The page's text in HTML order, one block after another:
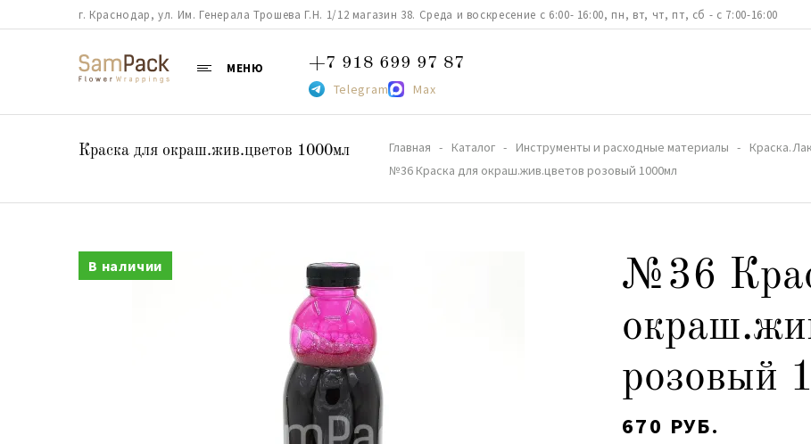
г. Краснодар, ул. Им. Генерала Трошева Г.Н. 1/12 магазин 38. Среда и воскресение с 6:00- 16:00, пн, вт, чт, пт, сб - с 7:00-16:00
МЕНЮ +7 918 699 97 87
Telegram Max
Краска для окраш.жив.цветов 1000мл Главная Каталог Инструменты и расходные материалы Краска.Лак
№36 Краска для окраш.жив.цветов розовый 1000мл
В наличии
№36
розовый
670 РУБ.